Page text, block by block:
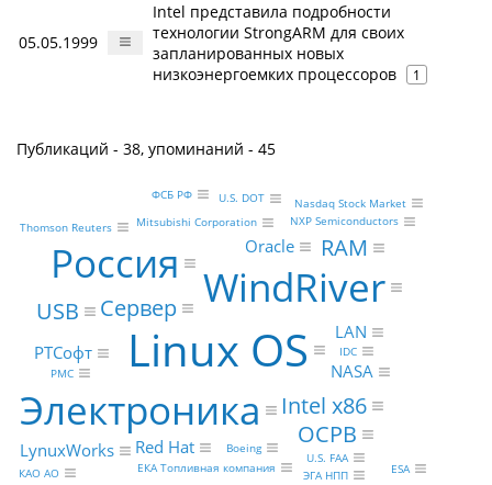
05.05.1999
Intel представила подробности
технологии StrongARM для своих
запланированных новых
низкоэнергоемких процессоров
1
Публикаций - 38, упоминаний - 45
Linux OS
WindRiver
Электроника
Россия
Сервер
Intel x86
ОСРВ
USB
RAM
NASA
LAN
Oracle
РТСофт
LynuxWorks Red Hat
PMC
NXP Semiconductors
Boeing
Mitsubishi Corporation
U.S. FAA
Thomson Reuters
IDC
ЕКА Топливная компания ESA
КАО АО ЭГА НПП
Nasdaq Stock Market
U.S. DOT
ФСБ РФ